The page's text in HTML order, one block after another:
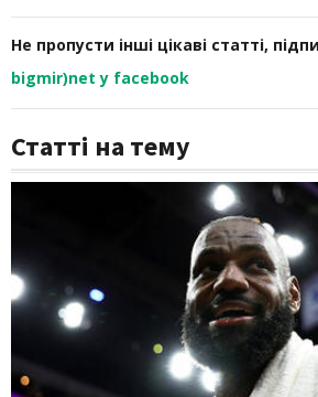
Не пропусти інші цікаві статті,
bigmir)net у facebook
Статті на тему